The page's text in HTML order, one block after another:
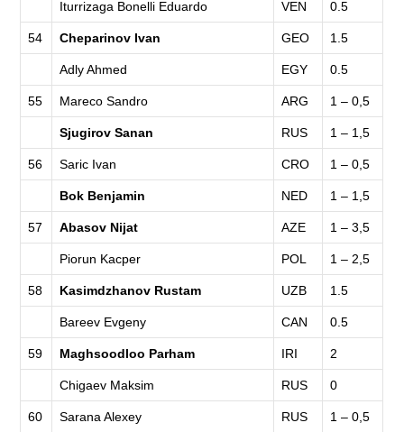
Iturrizaga Bonelli Eduardo VEN 0.5
54 Cheparinov Ivan GEO 1.5
Adly Ahmed EGY 0.5
55 Mareco Sandro ARG 1 – 0,5
Sjugirov Sanan RUS 1 – 1,5
56 Saric Ivan CRO 1 – 0,5
Bok Benjamin NED 1 – 1,5
57 Abasov Nijat AZE 1 – 3,5
Piorun Kacper POL 1 – 2,5
58 Kasimdzhanov Rustam UZB 1.5
Bareev Evgeny CAN 0.5
59 Maghsoodloo Parham IRI 2
Chigaev Maksim RUS 0
60 Sarana Alexey RUS 1 – 0,5